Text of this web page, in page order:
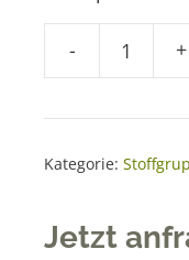
- +
e
r
t
Kategorie:
Jetzt